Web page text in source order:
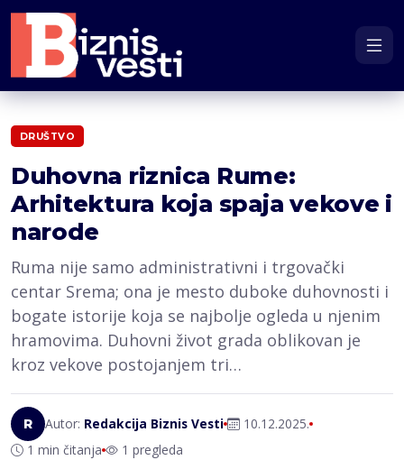
DRUŠTVO
Duhovna riznica Rume:
Arhitektura koja spaja vekove i
narode
Ruma nije samo administrativni i trgovački
centar Srema; ona je mesto duboke duhovnosti i
bogate istorije koja se najbolje ogleda u njenim
hramovima. Duhovni život grada oblikovan je
kroz vekove postojanjem tri…
R Autor: Redakcija Biznis Vesti
10.12.2025.
1 min čitanja
1 pregleda